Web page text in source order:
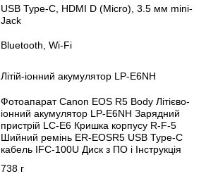
USB Type-C, HDMI D (Micro), 3.5 мм mini-
Jack
Bluetooth, Wi-Fi
Літій-іонний акумулятор LP-E6NH
Фотоапарат Canon EOS R5 Body Літієво-
іонний акумулятор LP-E6NH Зарядний
пристрій LC-E6 Кришка корпусу R-F-5
Шийний ремінь ER-EOSR5 USB Type-C
кабель IFC-100U Диск з ПО і Інструкція
738 г